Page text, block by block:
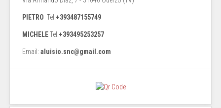
PIETRO Tel. +393487155749
MICHELETel. +393495253257
Email: aluisio.snc@gmail.com